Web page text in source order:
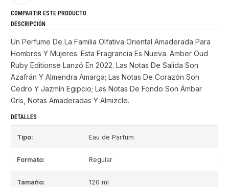
COMPARTIR ESTE PRODUCTO
DESCRIPCIÓN
Un Perfume De La Familia Olfativa Oriental Amaderada Para
Hombres Y Mujeres. Esta Fragrancia Es Nueva. Amber Oud
Ruby Editionse Lanzó En 2022. Las Notas De Salida Son
Azafrán Y Almendra Amarga; Las Notas De Corazón Son
Cedro Y Jazmín Egipcio; Las Notas De Fondo Son Ámbar
Gris, Notas Amaderadas Y Almizcle.
DETALLES
Tipo: Eau de Parfum
Formato: Regular
Tamaño: 120 ml